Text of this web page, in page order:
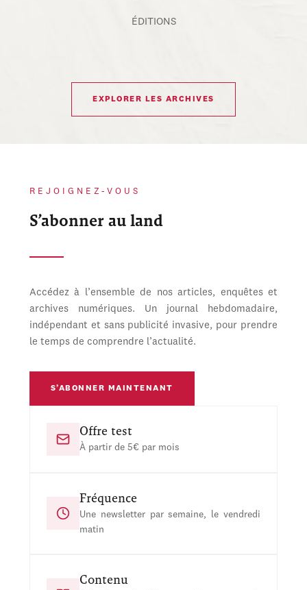
ÉDITIONS
EXPLORER LES ARCHIVES
REJOIGNEZ-VOUS
S’abonner au land
Accédez à l’ensemble de nos articles, enquêtes et
archives numériques. Un journal hebdomadaire,
indépendant et sans publicité invasive, pour prendre
le temps de comprendre l’actualité.
S’ABONNER MAINTENANT
Offre test
À partir de 5€ par mois
Fréquence
Une newsletter par semaine, le vendredi
matin
Contenu